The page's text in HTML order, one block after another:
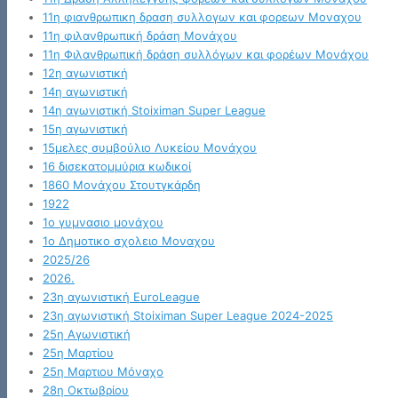
11η φιανθρωπικη δραση συλλογων και φορεων Μοναχου
11η φιλανθρωπική δράση Μονάχου
11η Φιλανθρωπική δράση συλλόγων και φορέων Μονάχου
12η αγωνιστική
14η αγωνιστική
14η αγωνιστική Stoiximan Super League
15η αγωνιστική
15μελες συμβούλιο Λυκείου Μονάχου
16 δισεκατομμύρια κωδικοί
1860 Μονάχου Στουτγκάρδη
1922
1ο γυμνασιο μονάχου
1ο Δημοτικο σχολειο Μοναχου
2025/26
2026.
23η αγωνιστική EuroLeague
23η αγωνιστική Stoiximan Super League 2024-2025
25η Αγωνιστική
25η Μαρτίου
25η Μαρτιου Μόναχο
28η Οκτωβρίου